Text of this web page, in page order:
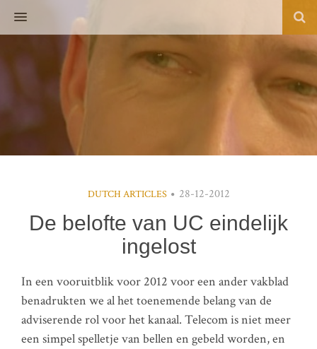
MENU
DUTCH ARTICLES 28-12-2012
De belofte van UC eindelijk
ingelost
In een vooruitblik voor 2012 voor een ander vakblad
benadrukten we al het toenemende belang van de
adviserende rol voor het kanaal. Telecom is niet meer
een simpel spelletje van bellen en gebeld worden, en